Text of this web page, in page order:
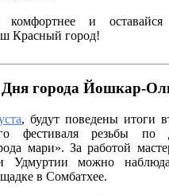
комфортнее и
Красный город!
города Йошкар-
, будут поведены итоги
фестиваля резьбы по
мари». За работой
можно
в Сомбатхее.